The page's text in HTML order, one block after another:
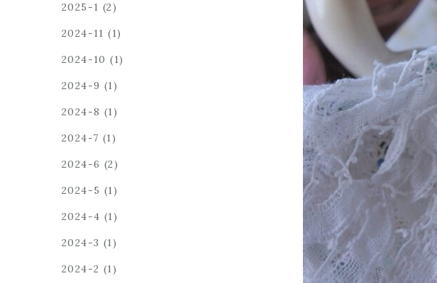
2025-1 (2)
2024-11 (1)
2024-10 (1)
2024-9 (1)
2024-8 (1)
2024-7 (1)
2024-6 (2)
2024-5 (1)
2024-4 (1)
2024-3 (1)
2024-2 (1)